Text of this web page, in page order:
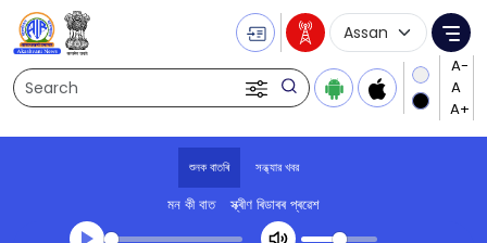
Search
Language
শুনক বাতৰি সন্ধ্যার খবর
মন কী বাত স্ক্ৰীণ ৰিডাৰৰ প্ৰৱেশ